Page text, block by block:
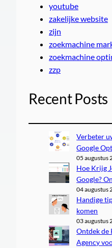
youtube
zakelijke website
zijn
zoekmachine
zoekmachine
zzp
Recent Posts
Verbeter
Google
05 augustus
Hoe Krijg
Google?
04 augustus
Handige
komen
03 augustus
Ontdek de
Agency